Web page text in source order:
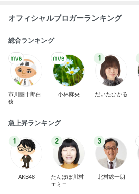
オフィシャルブロガーランキング
総合ランキング
市川團十郎白
猿
小林麻央
1
だいたひかる
急上昇ランキング
1
AKB48
2
たんぽぽ川村
エミコ
3
北村総一朗